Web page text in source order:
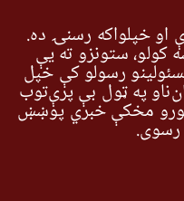
او خپلواکه رسنۍ ده.
کولو، ستونزو ته یې
رسولو کې خپل
په ټول بې پرې‌توب
مخکې خبري پوښښ